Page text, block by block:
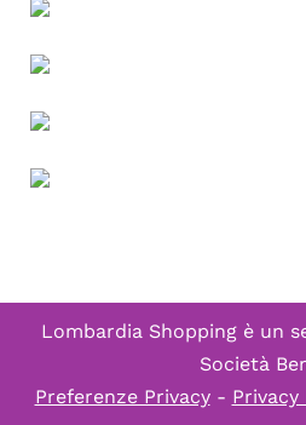
Lombardia Shopping è un
Società
Preferenze Privacy- Privacy